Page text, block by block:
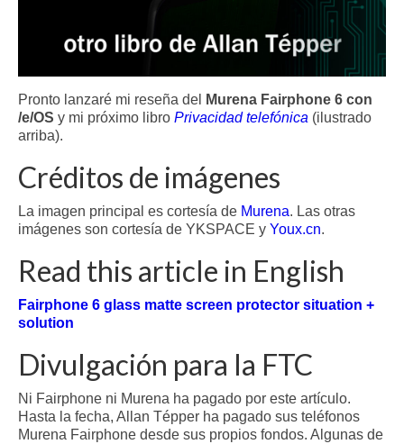
Pronto lanzaré mi reseña del
Murena Fairphone 6 con
/e/OS y mi próximo libro Privacidad telefónica (ilustrado
arriba).
Créditos de imágenes
La imagen principal es cortesía de Murena. Las otras
imágenes son cortesía de YKSPACE y Youx.cn.
Read this article in English
Fairphone 6 glass matte screen protector situation +
solution
Divulgación para la FTC
Ni Fairphone ni Murena ha pagado por este artículo.
Hasta la fecha, Allan Tépper ha pagado sus teléfonos
Murena Fairphone desde sus propios fondos. Algunas de